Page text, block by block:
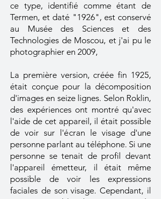
ce type, identifié comme étant de
Termen, et daté "1926", est conservé
au Musée des Sciences et des
Technologies de Moscou, et j'ai pu le
photographier en 2009,
La première version, créée fin 1925,
était conçue pour la décomposition
d'images en seize lignes. Selon Roklin,
des expériences ont montré qu'avec
l'aide de cet appareil, il était possible
de voir sur l'écran le visage d'une
personne parlant au téléphone. Si une
personne se tenait de profil devant
l'appareil émetteur, il était même
possible de voir les expressions
faciales de son visage. Cependant, il